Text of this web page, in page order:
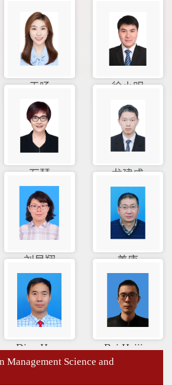
于旸 徐小明
石琴 龙建成
刘昊翔 姜康
Ding Heng Bai Haiji...
Management Science and